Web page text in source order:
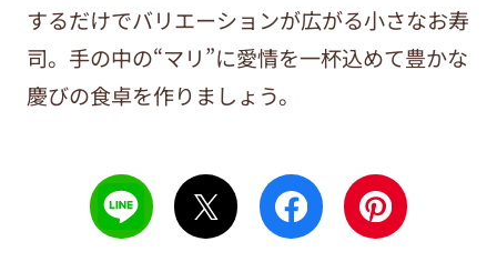
するだけでバリエーションが広がる小さなお寿
司。手の中の“マリ”に愛情を一杯込めて豊かな
慶びの食卓を作りましょう。